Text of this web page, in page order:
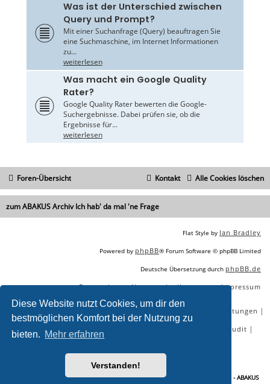
Diese Website nutzt Cookies, um dir den
bestmöglichen Komfort bei der Nutzung zu
bieten. Mehr erfahren
Verstanden!
Was ist der Unterschied zwischen
Query und Prompt?
Mit einer Suchanfrage (Query) beauftragen Sie
eine Suchmaschine, im Internet Informationen
zu...
weiterlesen
Was macht ein Google Quality
Rater?
Google Quality Rater bewerten die Google-
Suchergebnisse. Dabei prüfen sie, ob die
Ergebnisse für...
weiterlesen
Foren-Übersicht Alle Cookies löschen
Kontakt
zum ABAKUS Archiv Ich hab' da mal 'ne Frage
Flat Style by Ian Bradley
Powered by phpBB® Forum Software © phpBB Limited
Deutsche Übersetzung durch phpBB.de
Datenschutz|Nutzungsbedingungen|Impressum
SEO Online Tools SEO Dienstleistungen |
SEO Workshops | SEO Beratung SEO Audit |
Teile der Webseite kopiert - nichts unternehmen? - Seite 2 - ABAKUS